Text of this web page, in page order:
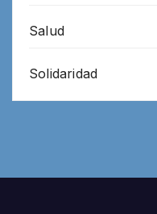
Salud
Solidaridad